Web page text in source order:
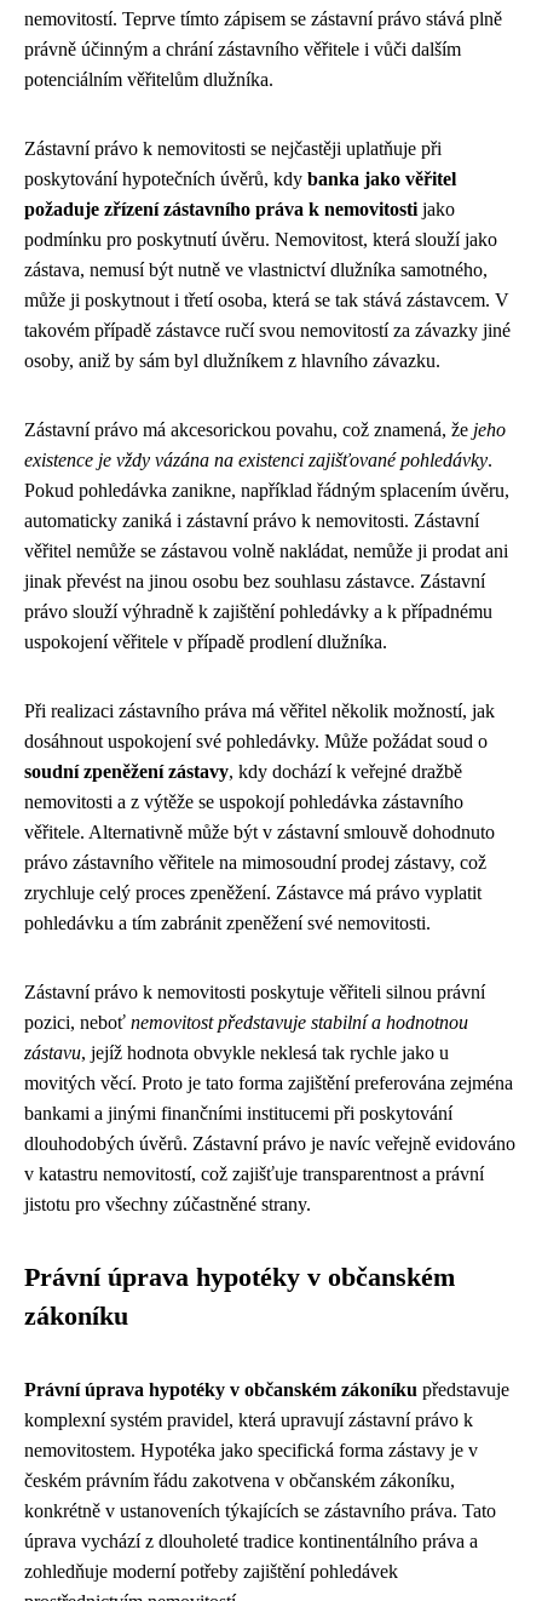
nemovitostí. Teprve tímto zápisem se zástavní právo stává plně
právně účinným a chrání zástavního věřitele i vůči dalším
potenciálním věřitelům dlužníka.
Zástavní právo k nemovitosti se nejčastěji uplatňuje při
poskytování hypotečních úvěrů, kdy banka jako věřitel
požaduje zřízení zástavního práva k nemovitosti jako
podmínku pro poskytnutí úvěru. Nemovitost, která slouží jako
zástava, nemusí být nutně ve vlastnictví dlužníka samotného,
může ji poskytnout i třetí osoba, která se tak stává zástavcem. V
takovém případě zástavce ručí svou nemovitostí za závazky jiné
osoby, aniž by sám byl dlužníkem z hlavního závazku.
Zástavní právo má akcesorickou povahu, což znamená, že jeho
existence je vždy vázána na existenci zajišťované pohledávky.
Pokud pohledávka zanikne, například řádným splacením úvěru,
automaticky zaniká i zástavní právo k nemovitosti. Zástavní
věřitel nemůže se zástavou volně nakládat, nemůže ji prodat ani
jinak převést na jinou osobu bez souhlasu zástavce. Zástavní
právo slouží výhradně k zajištění pohledávky a k případnému
uspokojení věřitele v případě prodlení dlužníka.
Při realizaci zástavního práva má věřitel několik možností, jak
dosáhnout uspokojení své pohledávky. Může požádat soud o
soudní zpeněžení zástavy, kdy dochází k veřejné dražbě
nemovitosti a z výtěže se uspokojí pohledávka zástavního
věřitele. Alternativně může být v zástavní smlouvě dohodnuto
právo zástavního věřitele na mimosoudní prodej zástavy, což
zrychluje celý proces zpeněžení. Zástavce má právo vyplatit
pohledávku a tím zabránit zpeněžení své nemovitosti.
Zástavní právo k nemovitosti poskytuje věřiteli silnou právní
pozici, neboť nemovitost představuje stabilní a hodnotnou
zástavu, jejíž hodnota obvykle neklesá tak rychle jako u
movitých věcí. Proto je tato forma zajištění preferována zejména
bankami a jinými finančními institucemi při poskytování
dlouhodobých úvěrů. Zástavní právo je navíc veřejně evidováno
v katastru nemovitostí, což zajišťuje transparentnost a právní
jistotu pro všechny zúčastněné strany.
Právní úprava hypotéky v občanském
zákoníku
Právní úprava hypotéky v občanském zákoníku představuje
komplexní systém pravidel, která upravují zástavní právo k
nemovitostem. Hypotéka jako specifická forma zástavy je v
českém právním řádu zakotvena v občanském zákoníku,
konkrétně v ustanoveních týkajících se zástavního práva. Tato
úprava vychází z dlouholeté tradice kontinentálního práva a
zohledňuje moderní potřeby zajištění pohledávek